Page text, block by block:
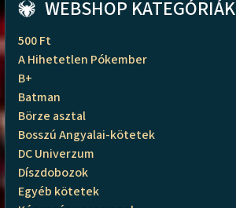
WEBSHOP KATEGÓRIÁK
500 Ft
A Hihetetlen Pókember
B+
Batman
Börze asztal
Bosszú Angyalai-kötetek
DC Univerzum
Díszdobozok
Egyéb kötetek